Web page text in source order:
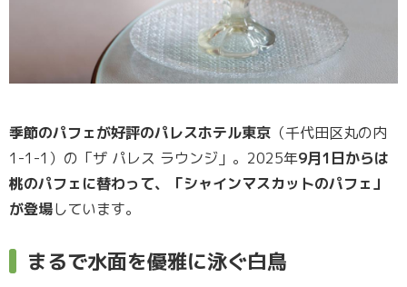
季節のパフェが好評のパレスホテル東京 （千代田区丸の内
1-1-1）の「ザ パレス ラウンジ」。2025年9月1日からは
桃のパフェに替わって、「シャインマスカットのパフェ」
が登場しています。
まるで水面を優雅に泳ぐ白鳥